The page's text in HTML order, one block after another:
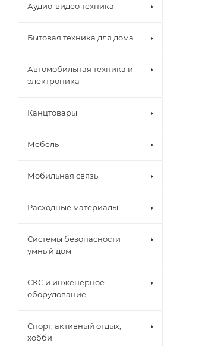
Аудио-видео техника
Бытовая техника для дома
Автомобильная техника и
электроника
Канцтовары
Мебель
Мобильная связь
Расходные материалы
Системы безопасности
умный дом
СКС и инженерное
оборудование
Спорт, активный отдых,
хобби